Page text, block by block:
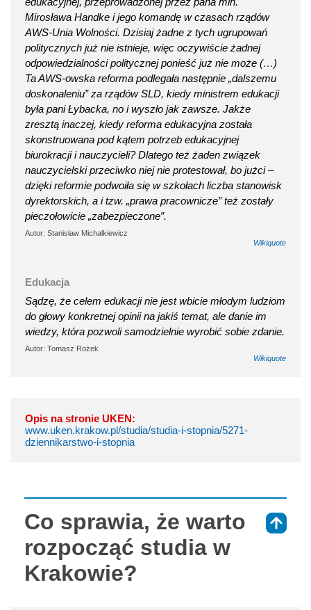
Mirosława Handke i jego komandę w czasach rządów
AWS-Unia Wolności. Dzisiaj żadne z tych ugrupowań
politycznych już nie istnieje, więc oczywiście żadnej
odpowiedzialności politycznej ponieść już nie może (…)
Ta AWS-owska reforma podlegała następnie „dalszemu
doskonaleniu” za rządów SLD, kiedy ministrem edukacji
była pani Łybacka, no i wyszło jak zawsze. Jakże
zresztą inaczej, kiedy reforma edukacyjna została
skonstruowana pod kątem potrzeb edukacyjnej
biurokracji i nauczycieli? Dlatego też żaden związek
nauczycielski przeciwko niej nie protestował, bo jużci –
dzięki reformie podwoiła się w szkołach liczba stanowisk
dyrektorskich, a i tzw. „prawa pracownicze” też zostały
pieczołowicie „zabezpieczone”.
Autor: Stanisław Michalkiewicz
Wikiquote
Edukacja
Sądzę, że celem edukacji nie jest wbicie młodym ludziom
do głowy konkretnej opinii na jakiś temat, ale danie im
wiedzy, która pozwoli samodzielnie wyrobić sobie zdanie.
Autor: Tomasz Rożek
Wikiquote
Opis na stronie UKEN:
www.uken.krakow.pl/studia/studia-i-stopnia/5271-
dziennikarstwo-i-stopnia
Co sprawia, że warto
rozpocząć studia w
Krakowie?